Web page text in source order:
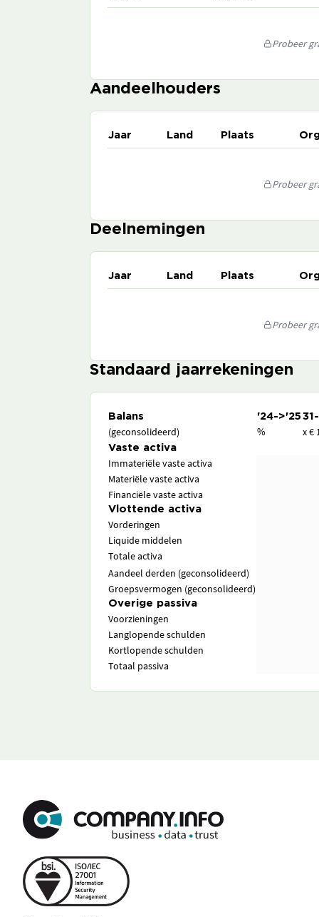
Probeer
Aandeelhouders
Jaar Land Plaats
Probeer
Deelnemingen
Jaar Land Plaats
Probeer
Standaard jaarrekeningen
Balans '24->'25
(geconsolideerd) % x €
Vaste activa
Immateriële vaste activa
Materiële vaste activa
Financiële vaste activa
Vlottende activa
Vorderingen
Liquide middelen
Totale activa
Aandeel derden (geconsolideerd)
Groepsvermogen (geconsolideerd)
Overige passiva
Voorzieningen
Langlopende schulden
Kortlopende schulden
Totaal passiva